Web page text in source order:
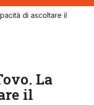
di ascoltare il
La
il